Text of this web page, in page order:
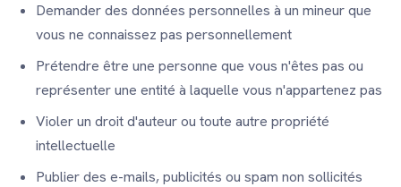
Demander des données personnelles à un mineur que
vous ne connaissez pas personnellement
Prétendre être une personne que vous n'êtes pas ou
représenter une entité à laquelle vous n'appartenez pas
Violer un droit d'auteur ou toute autre propriété
intellectuelle
Publier des e-mails, publicités ou spam non sollicités